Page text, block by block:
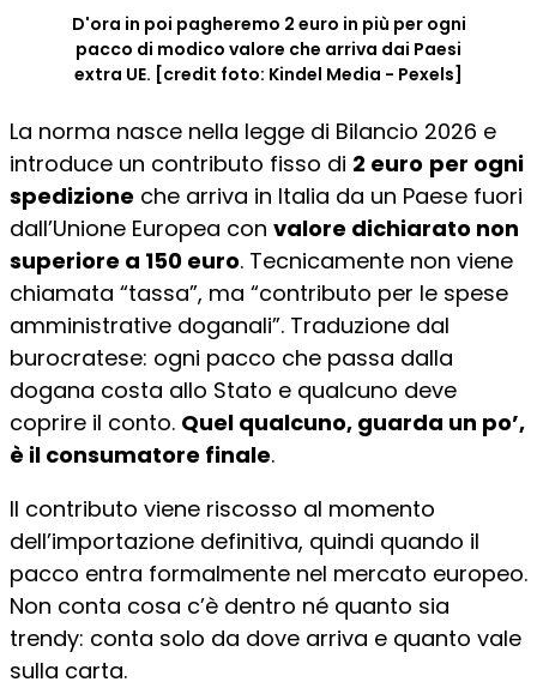
D'ora in poi pagheremo 2 euro in più per ogni
pacco di modico valore che arriva dai Paesi
extra UE. [credit foto: Kindel Media - Pexels]
La norma nasce nella legge di Bilancio 2026 e
introduce un contributo fisso di 2 euro per ogni
spedizione che arriva in Italia da un Paese fuori
dall’Unione Europea con valore dichiarato non
superiore a 150 euro. Tecnicamente non viene
chiamata “tassa”, ma “contributo per le spese
amministrative doganali”. Traduzione dal
burocratese: ogni pacco che passa dalla
dogana costa allo Stato e qualcuno deve
coprire il conto. Quel qualcuno, guarda un po’,
è il consumatore finale.
Il contributo viene riscosso al momento
dell’importazione definitiva, quindi quando il
pacco entra formalmente nel mercato europeo.
Non conta cosa c’è dentro né quanto sia
trendy: conta solo da dove arriva e quanto vale
sulla carta.